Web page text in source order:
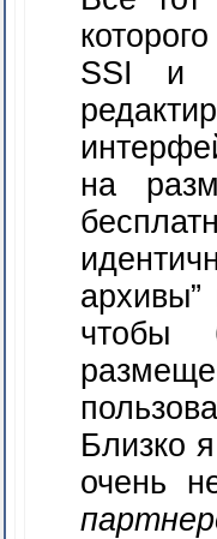
SSI и
на
чтобы
Близко
очень